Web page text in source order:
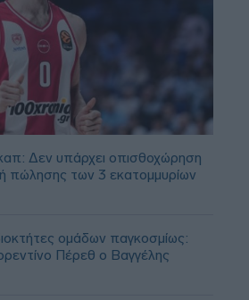
Δεν υπάρχει οπισθοχώρηση
πώλησης των 3 εκατομμυρίων
ομάδων παγκοσμίως:
Πέρεθ ο Βαγγέλης